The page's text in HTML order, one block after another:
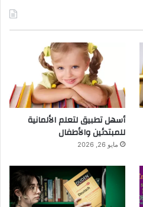
أسهل تطبيق لتعلم الألمانية
للمبتدئين والأطفال
مايو 26, 2026